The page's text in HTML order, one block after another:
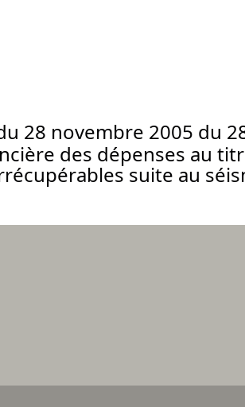
28 novembre 2005 du
des dépenses au
suite au